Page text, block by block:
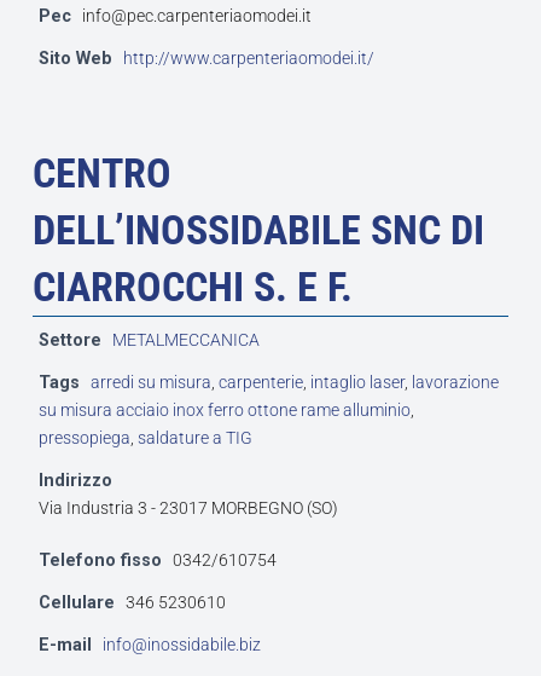
Pec info@pec.carpenteriaomodei.it
Sito Web http://www.carpenteriaomodei.it/
CENTRO
DELL’INOSSIDABILE SNC DI
CIARROCCHI S. E F.
Settore METALMECCANICA
Tags arredi su misura, carpenterie, intaglio laser, lavorazione
su misura acciaio inox ferro ottone rame alluminio,
pressopiega, saldature a TIG
Indirizzo
Via Industria 3 - 23017 MORBEGNO (SO)
Telefono fisso 0342/610754
Cellulare 346 5230610
E-mail info@inossidabile.biz